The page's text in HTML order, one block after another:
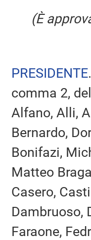
(È
PRESIDENTE
comma 2,
Alfano, Alli,
Bernardo,
Bonifazi,
Matteo
Casero,
Dambruoso,
Faraone,